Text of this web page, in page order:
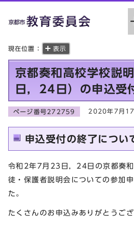
現在位置： 表示
京都奏和高校学校説
日，24日）の申込受
ページ番号272759 2020年7月17
申込受付の終了につい
令和2年7月23日，24日の京都奏
徒・保護者説明会についての参加
た。
たくさんのお申込みありがとうござ